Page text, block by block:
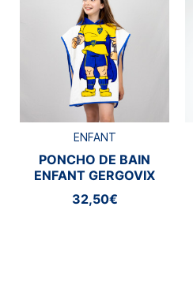
ENFANT
PONCHO DE BAIN
ENFANT GERGOVIX
ASM CLERMONT
32,50€